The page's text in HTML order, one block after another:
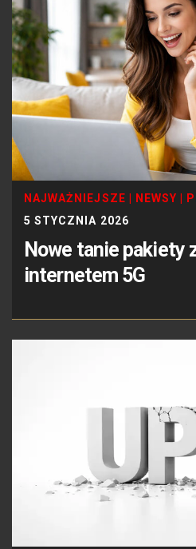
NAJWAŻNIEJSZE NEWSY
5 STYCZNIA 2026
Nowe tanie pakiety
internetem 5G